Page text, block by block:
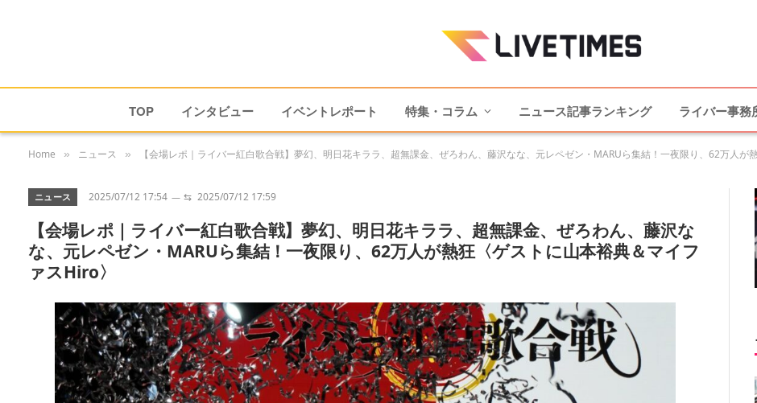
TOP インタビュー イベントレポート 特集・コラム ニュース記事ランキング ライバー事務
Home » ニュース » 【会場レポ｜ライバー紅白歌合戦】夢幻、明日花キララ、超無課金、ぜろわん、藤沢なな、元レペゼン・MARUら集結！一夜限り、62万人が
ニュース 2025/07/12 17:54 ⇆ 2025/07/12 17:59
【会場レポ｜ライバー紅白歌合戦】夢幻、明日花キララ、超無課金、ぜろわん、藤沢な
な、元レペゼン・MARUら集結！一夜限り、62万人が熱狂〈ゲストに山本裕典＆マイフ
ァスHiro〉